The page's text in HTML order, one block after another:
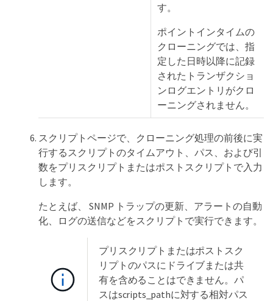
す。
ポイントインタイムの
クローニングでは、指
定した日時以降に記録
されたトランザクショ
ンログエントリがクロ
ーニングされません。
スクリプトページで、クローニング処理の前後に実
行するスクリプトのタイムアウト、パス、および引
数をプリスクリプトまたはポストスクリプトで入力
します。
たとえば、 SNMP トラップの更新、アラートの自動
化、ログの送信などをスクリプトで実行できます。
プリスクリプトまたはポストスク
リプトのパスにドライブまたは共
有を含めることはできません。パ
スはscripts_pathに対する相対パス